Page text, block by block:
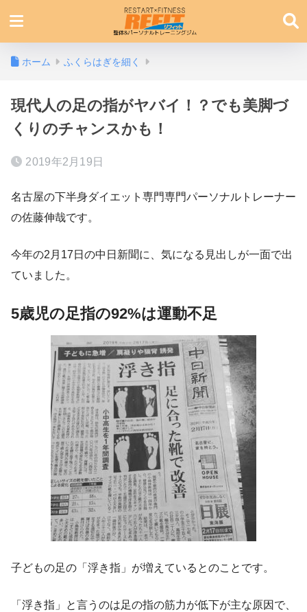
ホーム ふくらはぎを細く
現代人の足の指がヤバイ！？でも美脚づ
くりのチャンスかも！
2019年2月19日
名古屋の下半身ダイエット専門専門パーソナルトレーナー
の佐藤伸哉です。
今年の2月17日の中日新聞に、気になる見出しが一面で出
ていました。
5歳児の足指の92%は運動不足
子どもの足の「浮き指」が増えているとのことです。
「浮き指」と言うのは足の指の筋力が低下が主な原因で、